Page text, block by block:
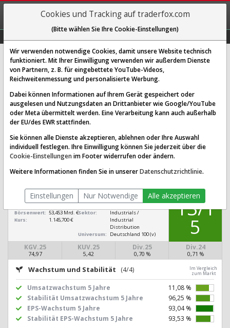
REGIS-
TRIEREN
Rheinmetall Aktie: Realtime-Kurs
& Analyse (703000 | RHM)
SCORING SYSTEMS:
Qualitäts-Check Dividenden-Check
Wachstums-Check
Robustheits-Check
Qualitäts-Check:Ist die Aktie zum Investieren
Infos zum Score
Rheinmetall[RHM 703000
DE0007030009]
Börsenwert: 53,453 Mrd. €
Kurs:
1.145,700 €
Sektor:
Industrials /
Industrial
Distribution
Universum:
Deutschland 100 (v)
KGV.25
74,97
KUV.25
5,42
Div.25
0,70 %
Div.24
0,71 %
13/1
5
Wachstum und Stabilität (4/4)
Im Vergleich
zum Markt
Umsatzwachstum 5 Jahre
11,08 %
Stabilität Umsatzwachstum 5 Jahre
96,25 %
EPS-Wachstum 5 Jahre
93,04 %
Stabilität EPS-Wachstum 5 Jahre
93,53 %
Cookies und Tracking auf traderfox.com
(Bitte wählen Sie Ihre Cookie-Einstellungen)
Wir verwenden notwendige Cookies, damit unsere Website technisch
funktioniert. Mit Ihrer Einwilligung verwenden wir außerdem Dienste
von Partnern, z. B. für eingebettete YouTube-Videos,
Reichweitenmessung und personalisierte Werbung.
Dabei können Informationen auf Ihrem Gerät gespeichert oder
ausgelesen und Nutzungsdaten an Drittanbieter wie Google/YouTube
oder Meta übermittelt werden. Eine Verarbeitung kann auch außerhalb
der EU/des EWR stattfinden.
Sie können alle Dienste akzeptieren, ablehnen oder Ihre Auswahl
individuell festlegen. Ihre Einwilligung können Sie jederzeit über die
Cookie-Einstellungen im Footer widerrufen oder ändern.
Weitere Informationen finden Sie in unsererDatenschutzrichtlinie.
Einstellungen Nur Notwendige Alle akzeptieren